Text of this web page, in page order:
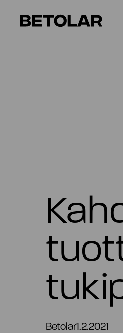
Betolar
Betolar1.2.2021